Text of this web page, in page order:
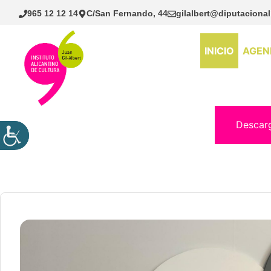
Saltar
965 12 12 14 C/San Fernando, 44
INICIO